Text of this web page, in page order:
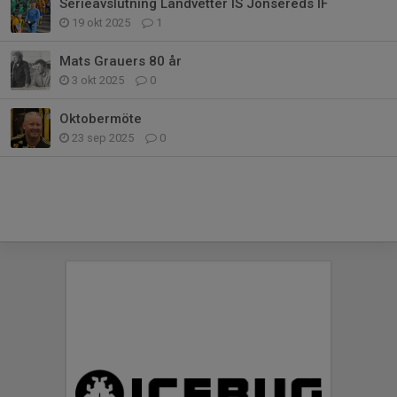
Serieavslutning Landvetter IS Jonsereds IF
19 okt 2025 1
Mats Grauers 80 år
3 okt 2025 0
Oktobermöte
23 sep 2025 0